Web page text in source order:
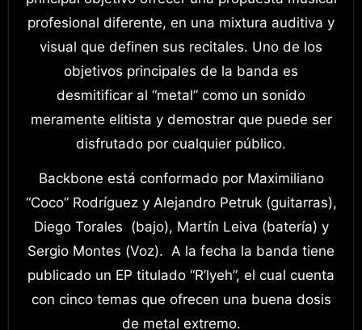
profesional diferente, en una mixtura auditiva y
visual que definen sus recitales. Uno de los
objetivos principales de la banda es
desmitificar al “metal” como un sonido
meramente elitista y demostrar que puede ser
disfrutado por cualquier público.
Backbone está conformado por Maximiliano
“Coco” Rodríguez y Alejandro Petruk (guitarras),
Diego Torales (bajo), Martín Leiva (batería) y
Sergio Montes (Voz). A la fecha la banda tiene
publicado un EP titulado “R’lyeh”, el cual cuenta
con cinco temas que ofrecen una buena dosis
de metal extremo.